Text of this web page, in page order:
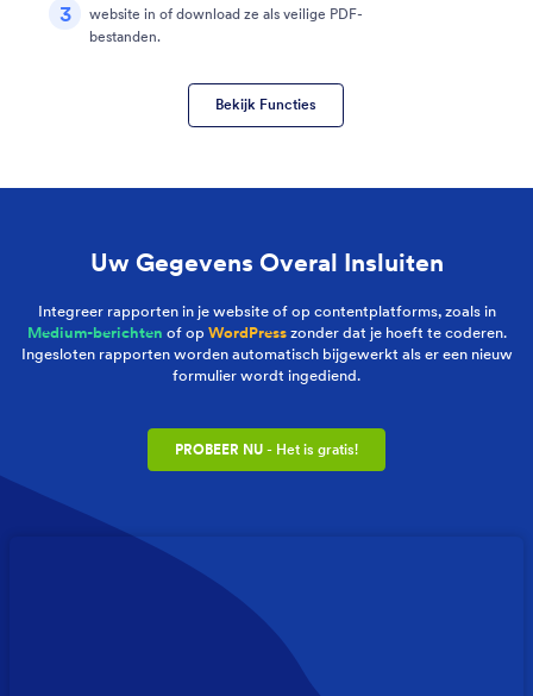
3
website in of download ze als veilige PDF-
bestanden.
Bekijk Functies
Uw Gegevens Overal Insluiten
Integreer rapporten in je website of op contentplatforms, zoals in
Medium-berichten of op WordPresszonder dat je hoeft te coderen.
Ingesloten rapporten worden automatisch bijgewerkt als er een nieuw
formulier wordt ingediend.
PROBEER NU - Het is gratis!